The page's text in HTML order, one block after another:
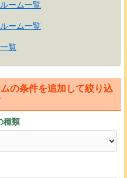
ーム一覧
ーム一覧
覧
の条件を追加して絞り込
種類